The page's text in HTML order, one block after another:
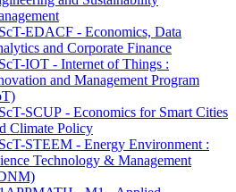
EDACF - Economics, Data
and Corporate Finance
IOT - Internet of Things :
and Management Program
SCUP - Economics for Smart Cities
Climate Policy
STEEM - Energy Environment :
Technology & Management